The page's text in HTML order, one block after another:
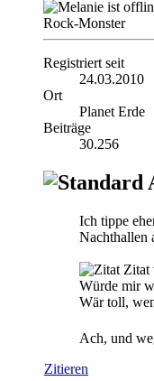
Rock-Monster
Registriert seit
24.03.2010
Ort
Planet Erde
Beiträge
30.256
Ich tippe
Nachthallen
Zitat
Würde mir
Wär toll,
Ach, und
Zitieren